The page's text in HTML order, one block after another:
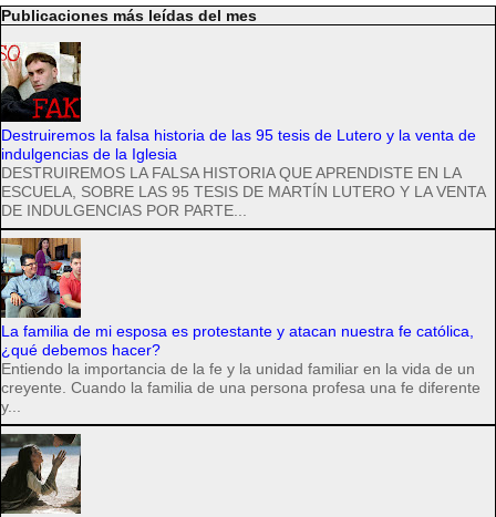
Publicaciones más leídas del mes
Destruiremos la falsa historia de las 95 tesis de Lutero y la venta de
indulgencias de la Iglesia
DESTRUIREMOS LA FALSA HISTORIA QUE APRENDISTE EN LA
ESCUELA, SOBRE LAS 95 TESIS DE MARTÍN LUTERO Y LA VENTA
DE INDULGENCIAS POR PARTE...
La familia de mi esposa es protestante y atacan nuestra fe católica,
¿qué debemos hacer?
Entiendo la importancia de la fe y la unidad familiar en la vida de un
creyente. Cuando la familia de una persona profesa una fe diferente
y...